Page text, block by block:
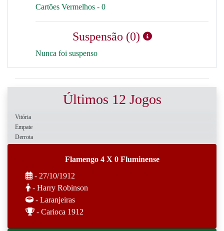
Cartões Vermelhos - 0
Suspensão (0)
Nunca foi suspenso
Últimos 12 Jogos
Vitória
Empate
Derrota
Flamengo 4 X 0 Fluminense
- 27/10/1912
- Harry Robinson
- Laranjeiras
- Carioca 1912